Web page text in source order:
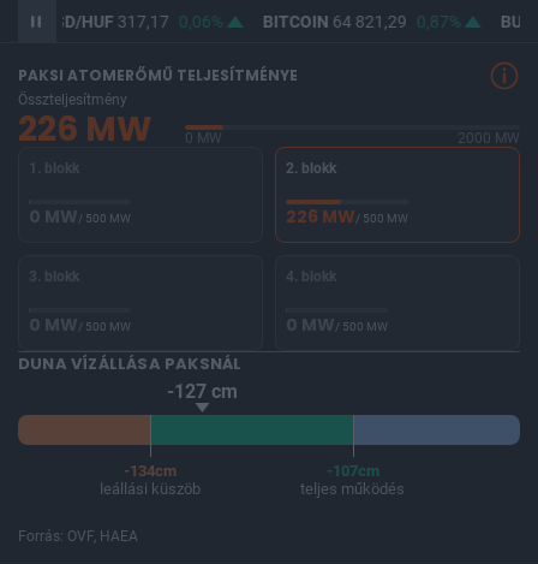
USD/HUF317,17 0,06% BITCOIN 64 821,29 0,87% BUX 147
PAKSI ATOMERŐMŰ TELJESÍTMÉNYE
Összteljesítmény
226 MW 0 MW
2000 MW
1. blokk
0 MW/ 500 MW
2. blokk
226 MW/ 500 MW
3. blokk
0 MW/ 500 MW
4. blokk
0 MW/ 500 MW
DUNA VÍZÁLLÁSA PAKSNÁL
-127 cm
-134cm
leállási küszöb
-107cm
teljes működés
Forrás: OVF, HAEA